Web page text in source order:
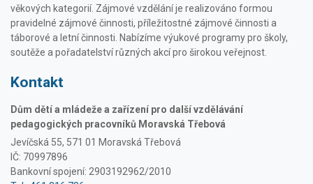
věkových kategorií. Zájmové vzdělání je realizováno formou
pravidelné zájmové činnosti, příležitostné zájmové činnosti a
táborové a letní činnosti. Nabízíme výukové programy pro školy,
soutěže a pořadatelství různých akcí pro širokou veřejnost.
Kontakt
Dům dětí a mládeže a zařízení pro další vzdělávání
pedagogických pracovníků Moravská Třebová
Jevíčská 55, 571 01 Moravská Třebová
IČ: 70997896
Bankovní spojení: 2903192962/2010